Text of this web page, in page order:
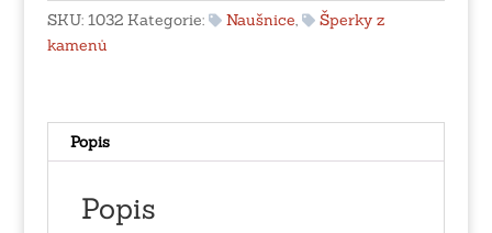
množství
SKU: 1032 Kategorie: Naušnice,
Šperky z
kamenů
Popis
Popis